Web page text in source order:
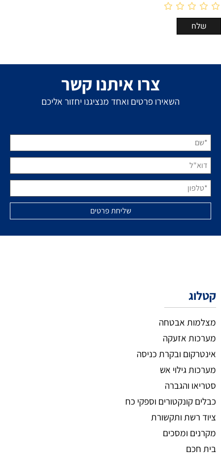
צרו איתנו קשר
השאירו פרטים ואחד מנציגנו יחזור אליכם
קטלוג
מצלמות אבטחה
מערכות אזעקה
אינטרקום ובקרת כניסה
מערכות גילוי אש
סטריאו והגברה
כבלים קונקטורים וספקי כח
ציוד רשת ותקשורת
מקרנים ומסכים
בית חכם